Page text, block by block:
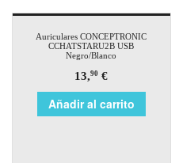
Auriculares CONCEPTRONIC
CCHATSTARU2B USB
Negro/Blanco
13,90 €
Añadir al carrito